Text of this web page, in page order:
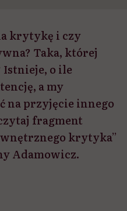
krytykę i czy
Taka, której
Istnieje, o ile
a my
na przyjęcie innego
fragment
krytyka”
Adamowicz.